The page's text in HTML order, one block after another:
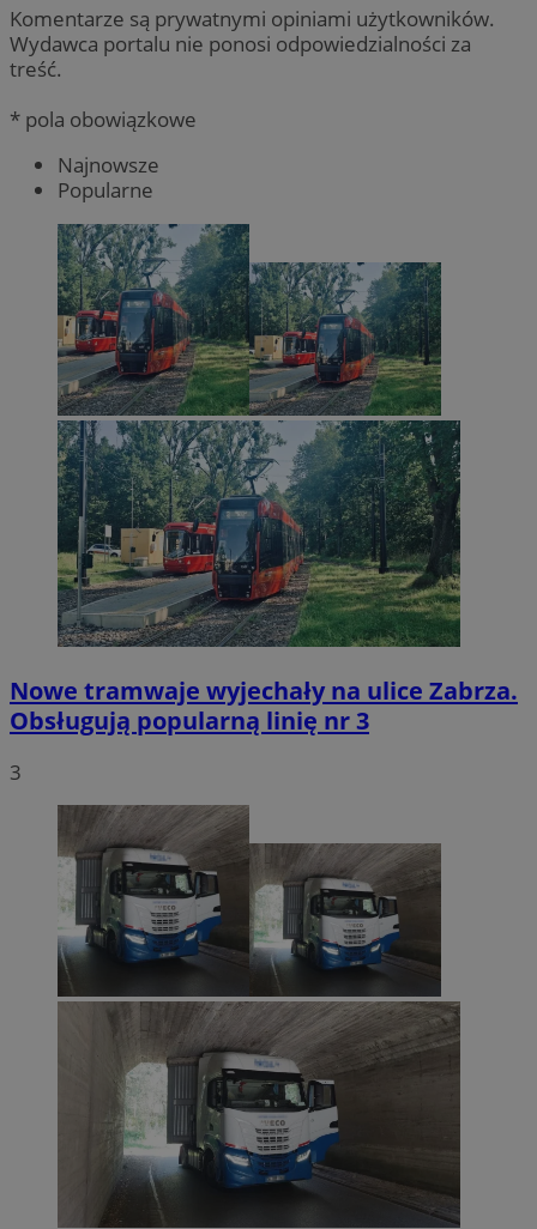
Komentarze są prywatnymi opiniami użytkowników.
Wydawca portalu nie ponosi odpowiedzialności za
treść.
* pola obowiązkowe
Najnowsze
Popularne
Nowe tramwaje wyjechały na ulice Zabrza.
Obsługują popularną linię nr 3
3